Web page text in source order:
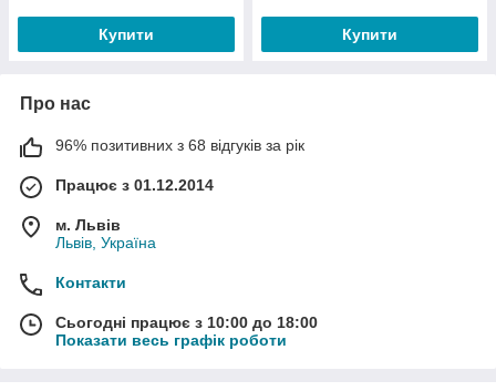
Купити Купити
Про нас
96% позитивних з 68 відгуків за рік
Працює з 01.12.2014
м. Львів
Львів, Україна
Контакти
Сьогодні працює з 10:00 до 18:00
Показати весь графік роботи